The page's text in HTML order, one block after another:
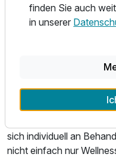
Zusatznächte
Für 3 Tage
Erleben Sie Wellness
Planen Sie nicht einfach
Urlaub.
Dabei bieten eine
sich individuell an
nicht einfach nur
finden Sie auch
in unserer